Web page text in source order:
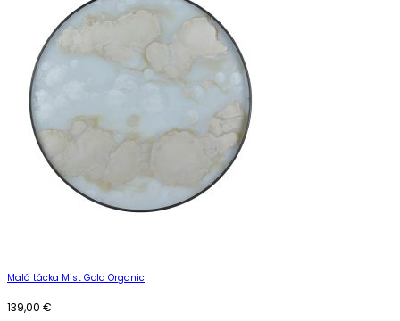
Malá tácka Mist Gold Organic
139,00 €